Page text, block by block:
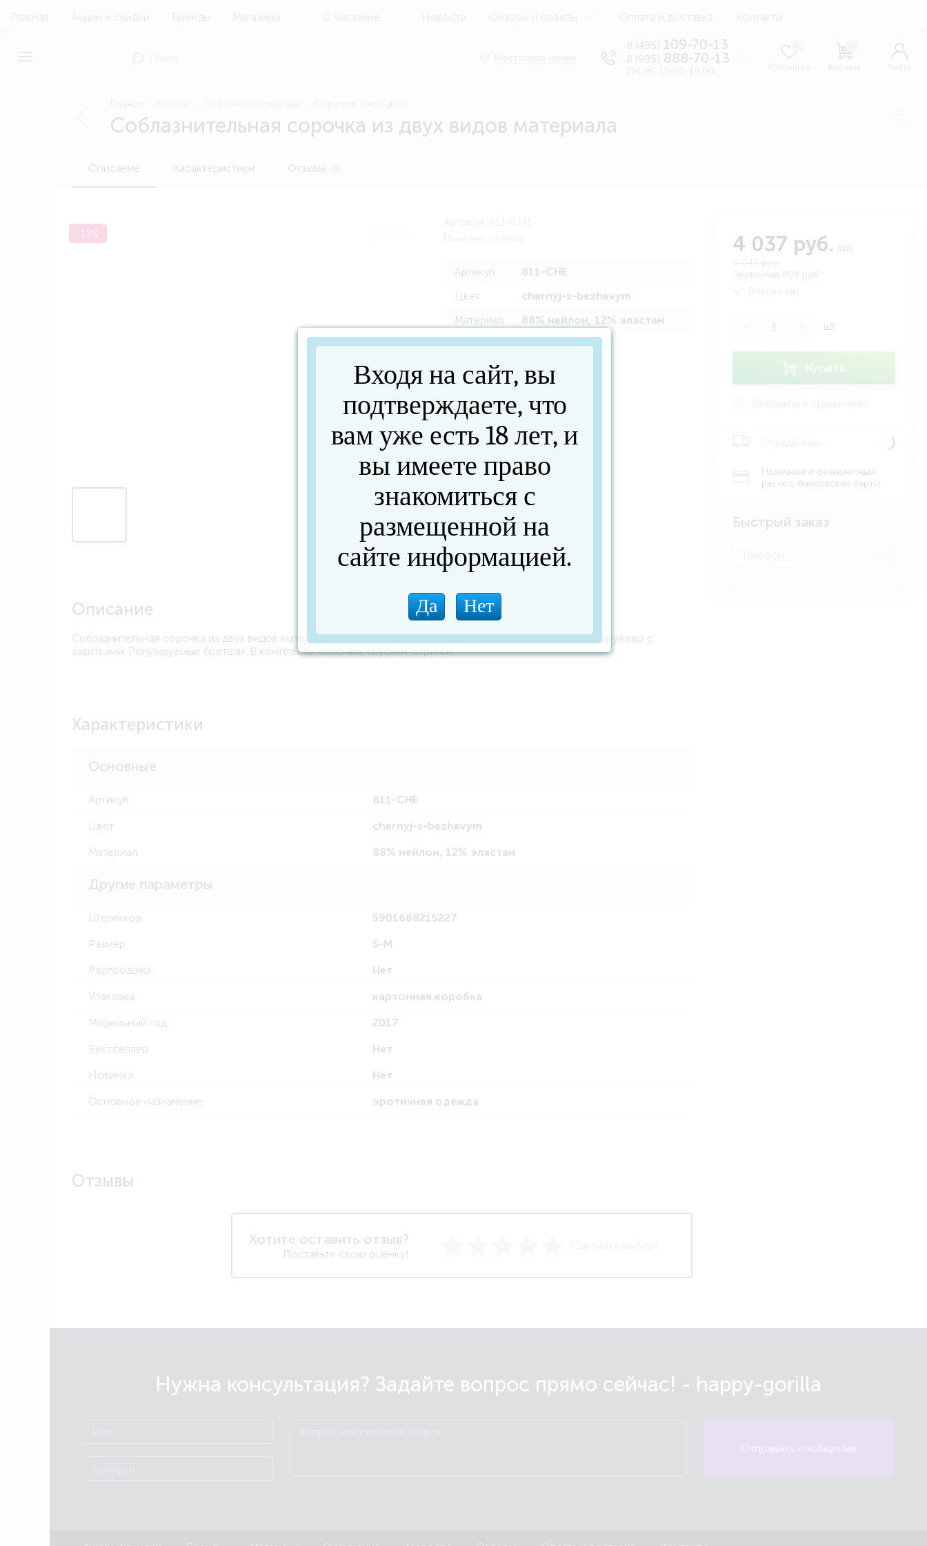
Главная Акции и скидки Бренды Магазины О магазине Новости Обзоры и советы Оплата и доставка Контакты
Местоположение
8 (495) 109-70-13
8 (995) 888-70-13
ПН-ВС 10:00-19:00
Соблазнительная сорочка из двух видов материала
Описание Характеристики Отзывы
-17%
Артикул
811-CHE
Цвет
chernyj-s-bezhevym
Материал
88% нейлон, 12% эластан
Описание
Соблазнительная сорочка из двух видов материала. Глубокий V-образный вырез декольте. Изысканное кружево с
завитками. Регулируемые бретели. В комплекте: сорочка, трусики-стринги.
Характеристики
Основные
Артикул
811-CHE
Цвет
chernyj-s-bezhevym
Материал
88% нейлон, 12% эластан
Другие параметры
Штрихкод
5901688215227
Размер
S-M
Распродажа
Нет
Упаковка
картонная коробка
Модельный год
2017
Бестселлер
Нет
Новинка
Нет
Основное назначение
эротичная одежда
4 037 руб. /шт
Экономия 808 руб.
шт
Купить
Наличный и безналичный
расчет, банковские карты
Быстрый заказ
Отзывы
Хотите оставить отзыв?
Поставьте свою оценку!
Нужна консультация? Задайте вопрос прямо сейчас! - happy-gorilla
Отправить сообщение
Входя на сайт, вы
подтверждаете, что
вам уже есть 18 лет, и
вы имеете право
знакомиться с
размещенной на
сайте информацией.